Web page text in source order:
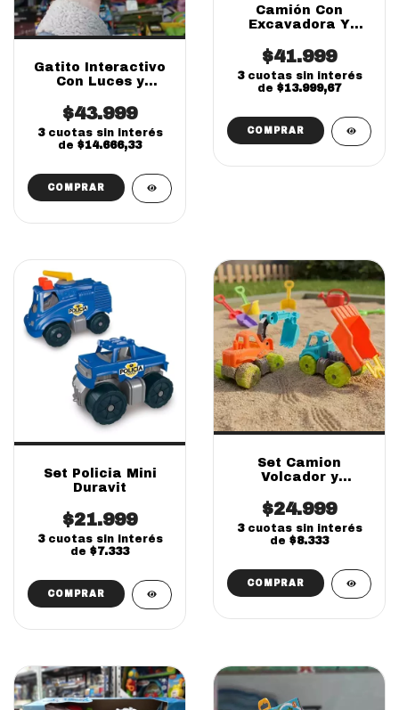
Gatito Interactivo
Con Luces y
De Arrastre Lionels
$43.999
3 cuotas sin interés
de $14.666,33
Camión Con
Excavadora Y
Infantil Set
Construcción
$41.999
3 cuotas sin interés
de $13.999,67
Set Policia Mini
Duravit
$21.999
3 cuotas sin interés
de $7.333
Set Camion
Volcador y
Duravit
$24.999
3 cuotas sin interés
de $8.333